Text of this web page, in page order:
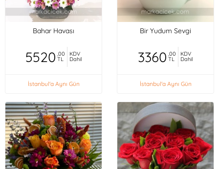
Bahar Havası
5520 ,00
TL
KDV
Dahil
İstanbul'a Aynı Gün
Bir Yudum Sevgi
3360 ,00
TL
KDV
Dahil
İstanbul'a Aynı Gün